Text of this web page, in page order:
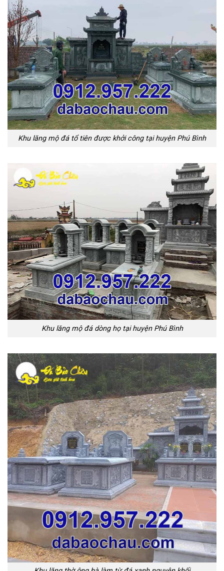
Khu lăng mộ đá tổ tiên được khởi công tại huyện Phú Bình
Khu lăng mộ đá dòng họ tại huyện Phú Bình